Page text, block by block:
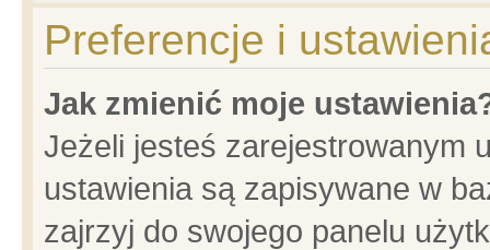
Preferencje i
Jak zmienić moje
Jeżeli jesteś zarejestrowanym
ustawienia są zapisywane w
zajrzyj do swojego panelu